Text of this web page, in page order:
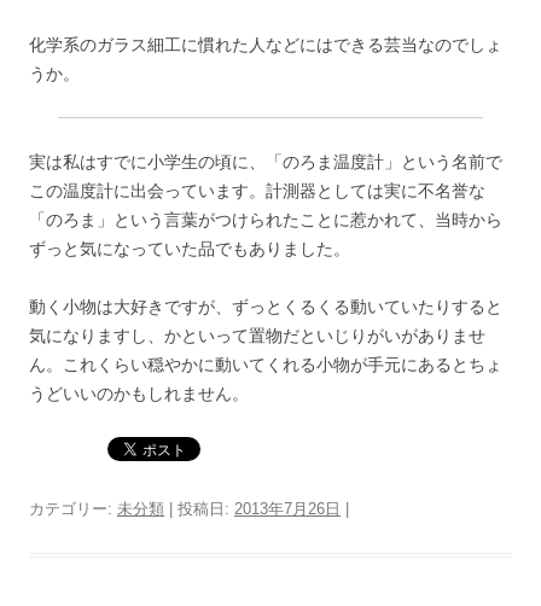
化学系のガラス細工に慣れた人などにはできる芸当なのでしょ
うか。
実は私はすでに小学生の頃に、「のろま温度計」という名前で
この温度計に出会っています。計測器としては実に不名誉な
「のろま」という言葉がつけられたことに惹かれて、当時から
ずっと気になっていた品でもありました。
動く小物は大好きですが、ずっとくるくる動いていたりすると
気になりますし、かといって置物だといじりがいがありませ
ん。これくらい穏やかに動いてくれる小物が手元にあるとちょ
うどいいのかもしれません。
カテゴリー: 未分類 | 投稿日: 2013年7月26日 |